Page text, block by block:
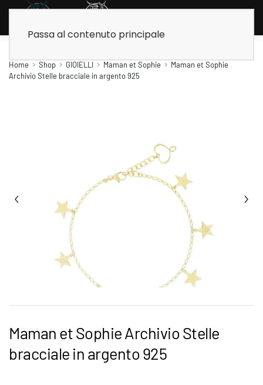
Passa al contenuto principale
Home Shop GIOIELLI Maman et Sophie
Maman et Sophie
Archivio Stelle bracciale in argento 925
Maman et Sophie Archivio Stelle
bracciale in argento 925